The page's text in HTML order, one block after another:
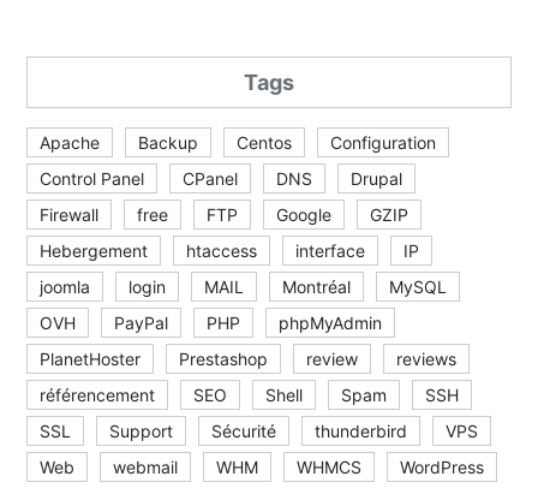
Tags
Apache Backup Centos
Configuration
Control Panel
CPanel DNS
Drupal
Firewall
free FTP Google
GZIP
Hebergement
htaccess interface
IP
joomla
login MAIL Montréal
MySQL
OVH
PayPal PHP
phpMyAdmin
PlanetHoster
Prestashop review
reviews
référencement
SEO Shell Spam
SSH
SSL
Support Sécurité thunderbird
VPS
Web
webmail WHM WHMCS WordPress